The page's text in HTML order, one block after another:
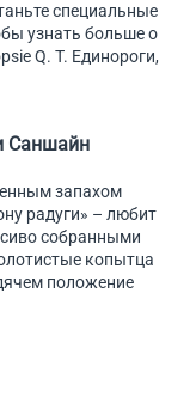
специальные
узнать больше о
Q. T. Единороги,
Саншайн
запахом
радуги» – любит
собранными
копытца
положение